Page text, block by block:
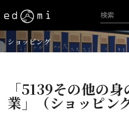
ショッピング
「5139その他の
業」（ショッピン